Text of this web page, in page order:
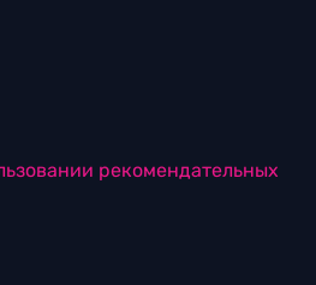
рекомендательных